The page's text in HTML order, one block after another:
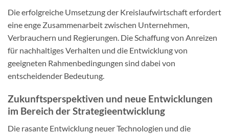
Die erfolgreiche Umsetzung der Kreislaufwirtschaft erfordert
eine enge Zusammenarbeit zwischen Unternehmen,
Verbrauchern und Regierungen. Die Schaffung von Anreizen
für nachhaltiges Verhalten und die Entwicklung von
geeigneten Rahmenbedingungen sind dabei von
entscheidender Bedeutung.
Zukunftsperspektiven und neue Entwicklungen
im Bereich der Strategieentwicklung
Die rasante Entwicklung neuer Technologien und die